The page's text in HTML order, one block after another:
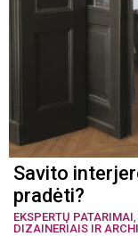
Savito
pradėti?
EKSPERTŲ PATARIMAI
DIZAINERIAIS IR